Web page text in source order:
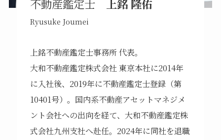
不動産鑑定士 上銘 隆佑
Ryusuke Joumei
上銘不動産鑑定士事務所 代表。
大和不動産鑑定株式会社 東京本社に2014年
に入社後、2019年に不動産鑑定士登録（第
10401号）。国内系不動産アセットマネジメ
ント会社への出向を経て、大和不動産鑑定株
式会社九州支社へ赴任。2024年に同社を退職